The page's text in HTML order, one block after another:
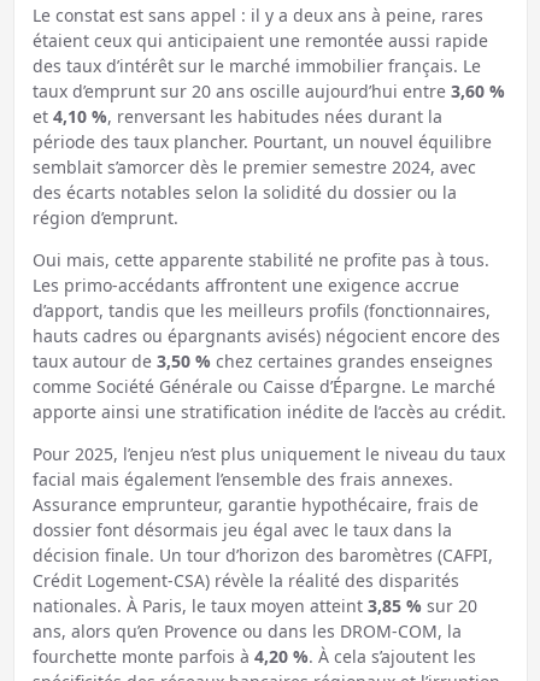
Le constat est sans appel : il y a deux ans à peine, rares
étaient ceux qui anticipaient une remontée aussi rapide
des taux d’intérêt sur le marché immobilier français. Le
taux d’emprunt sur 20 ans oscille aujourd’hui entre 3,60 %
et 4,10 %, renversant les habitudes nées durant la
période des taux plancher. Pourtant, un nouvel équilibre
semblait s’amorcer dès le premier semestre 2024, avec
des écarts notables selon la solidité du dossier ou la
région d’emprunt.
Oui mais, cette apparente stabilité ne profite pas à tous.
Les primo-accédants affrontent une exigence accrue
d’apport, tandis que les meilleurs profils (fonctionnaires,
hauts cadres ou épargnants avisés) négocient encore des
taux autour de 3,50 %chez certaines grandes enseignes
comme Société Générale ou Caisse d’Épargne. Le marché
apporte ainsi une stratification inédite de l’accès au crédit.
Pour 2025, l’enjeu n’est plus uniquement le niveau du taux
facial mais également l’ensemble des frais annexes.
Assurance emprunteur, garantie hypothécaire, frais de
dossier font désormais jeu égal avec le taux dans la
décision finale. Un tour d’horizon des baromètres (CAFPI,
Crédit Logement-CSA) révèle la réalité des disparités
nationales. À Paris, le taux moyen atteint 3,85 %sur 20
ans, alors qu’en Provence ou dans les DROM-COM, la
fourchette monte parfois à 4,20 %. À cela s’ajoutent les